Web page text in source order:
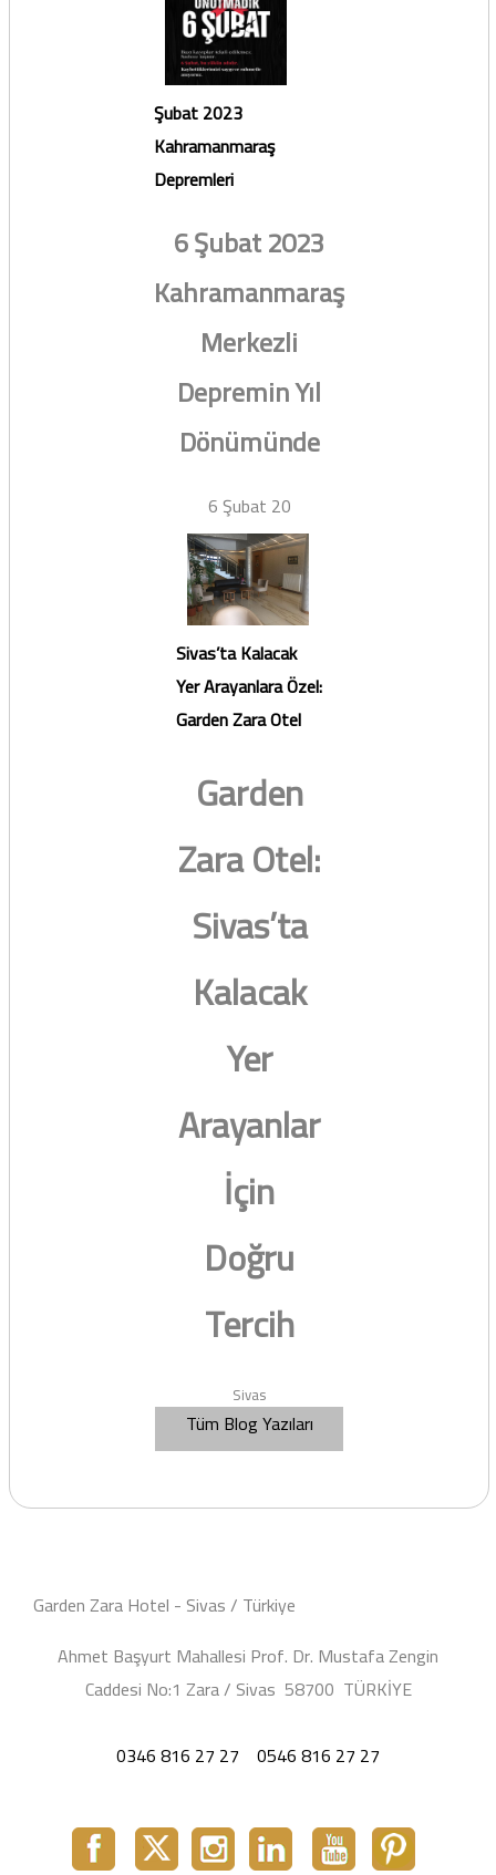
Şubat 2023
Kahramanmaraş
Depremleri
6 Şubat 2023
Kahramanmaraş
Merkezli
Depremin Yıl
Dönümünde
6 Şubat 20
Sivas’ta Kalacak
Yer Arayanlara Özel:
Garden Zara Otel
Garden
Zara Otel:
Sivas’ta
Kalacak
Yer
Arayanlar
İçin
Doğru
Tercih
Sivas
Tüm Blog Yazıları
Garden Zara Hotel - Sivas / Türkiye
Ahmet Başyurt Mahallesi Prof. Dr. Mustafa Zengin
Caddesi No:1 Zara / Sivas 58700 TÜRKİYE
0346 816 27 27 0546 816 27 27